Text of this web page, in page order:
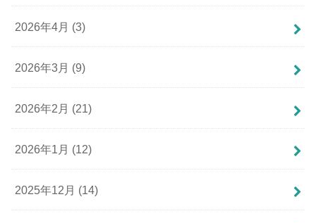
2026年4月 (3)
2026年3月 (9)
2026年2月 (21)
2026年1月 (12)
2025年12月 (14)